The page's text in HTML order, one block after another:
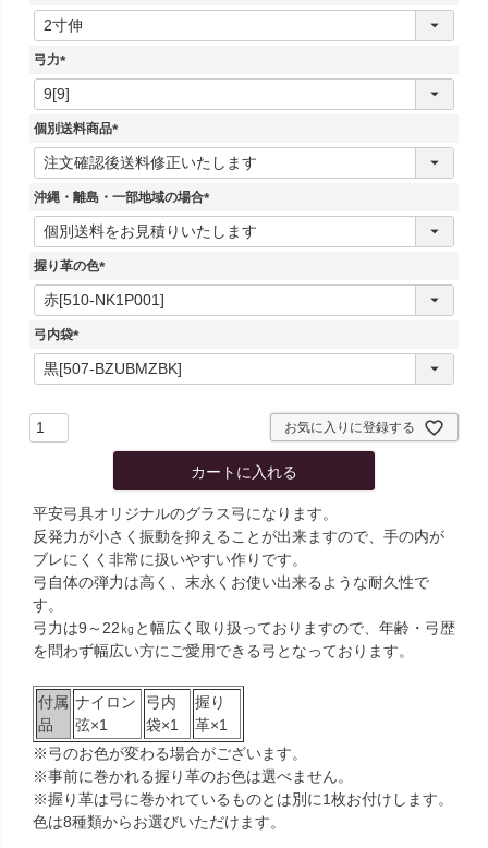
(
必
弓力
(
必
須
個別送料商品
(
必
沖縄・離島・一部地域の場合
(
必
握り革の色
(
必
弓内袋
(
必
お気に入りに登録する
カートに入れる
平安弓具オリジナルのグラス弓になります。
反発力が小さく振動を抑えることが出来ますので、手の内が
ブレにくく非常に扱いやすい作りです。
弓自体の弾力は高く、末永くお使い出来るような耐久性で
す。
弓力は9～22㎏と幅広く取り扱っておりますので、年齢・弓歴
を問わず幅広い方にご愛用できる弓となっております。
付属
品
ナイロン
弦×1
弓内
袋×1
握り
革×1
※弓のお色が変わる場合がございます。
※事前に巻かれる握り革のお色は選べません。
※握り革は弓に巻かれているものとは別に1枚お付けします。
色は8種類からお選びいただけます。